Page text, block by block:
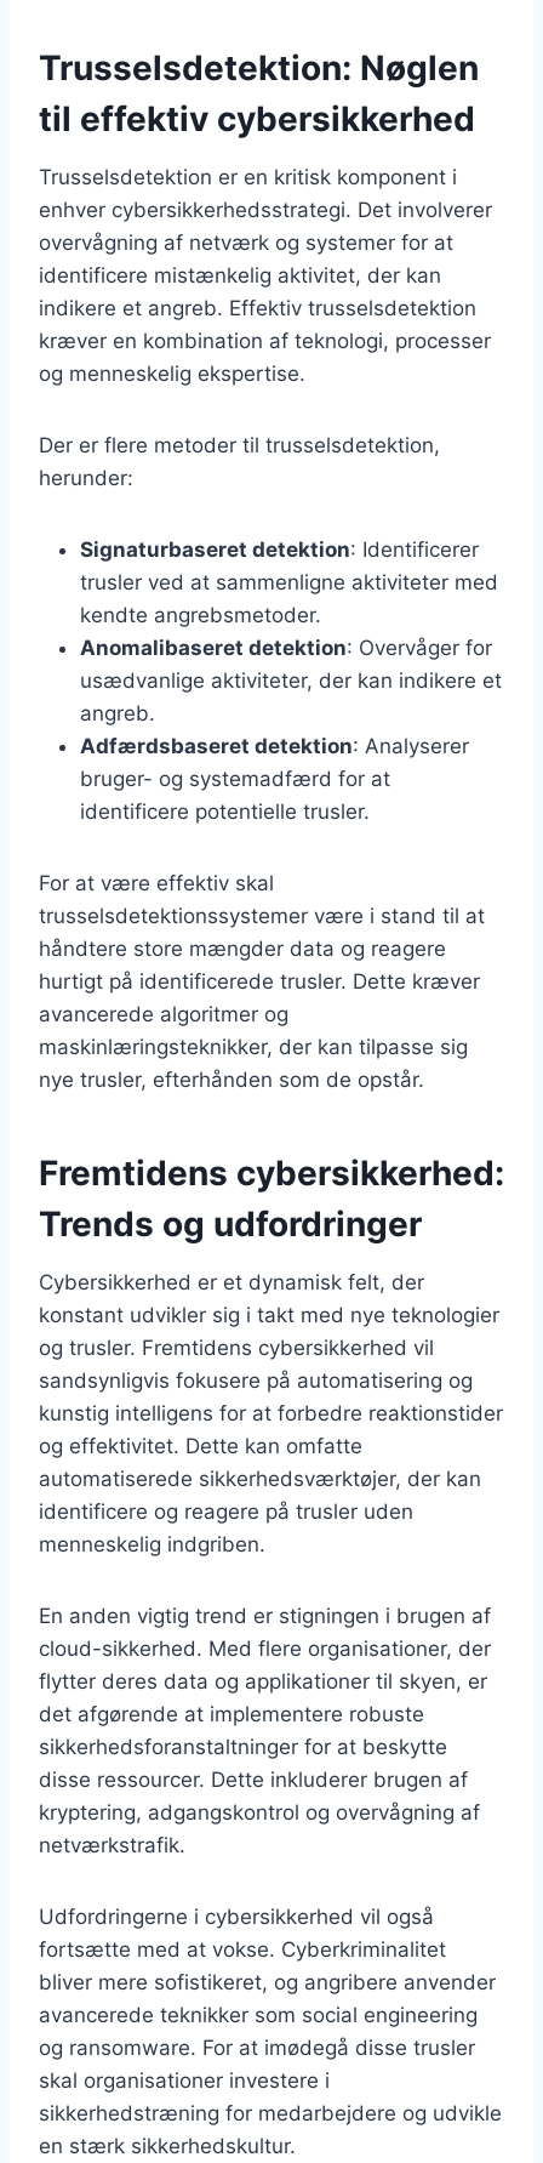
Trusselsdetektion: Nøglen
til effektiv cybersikkerhed
Trusselsdetektion er en kritisk komponent i
enhver cybersikkerhedsstrategi. Det involverer
overvågning af netværk og systemer for at
identificere mistænkelig aktivitet, der kan
indikere et angreb. Effektiv trusselsdetektion
kræver en kombination af teknologi, processer
og menneskelig ekspertise.
Der er flere metoder til trusselsdetektion,
herunder:
Signaturbaseret detektion: Identificerer
trusler ved at sammenligne aktiviteter med
kendte angrebsmetoder.
Anomalibaseret detektion: Overvåger for
usædvanlige aktiviteter, der kan indikere et
angreb.
Adfærdsbaseret detektion: Analyserer
bruger- og systemadfærd for at
identificere potentielle trusler.
For at være effektiv skal
trusselsdetektionssystemer være i stand til at
håndtere store mængder data og reagere
hurtigt på identificerede trusler. Dette kræver
avancerede algoritmer og
maskinlæringsteknikker, der kan tilpasse sig
nye trusler, efterhånden som de opstår.
Fremtidens cybersikkerhed:
Trends og udfordringer
Cybersikkerhed er et dynamisk felt, der
konstant udvikler sig i takt med nye teknologier
og trusler. Fremtidens cybersikkerhed vil
sandsynligvis fokusere på automatisering og
kunstig intelligens for at forbedre reaktionstider
og effektivitet. Dette kan omfatte
automatiserede sikkerhedsværktøjer, der kan
identificere og reagere på trusler uden
menneskelig indgriben.
En anden vigtig trend er stigningen i brugen af
cloud-sikkerhed. Med flere organisationer, der
flytter deres data og applikationer til skyen, er
det afgørende at implementere robuste
sikkerhedsforanstaltninger for at beskytte
disse ressourcer. Dette inkluderer brugen af
kryptering, adgangskontrol og overvågning af
netværkstrafik.
Udfordringerne i cybersikkerhed vil også
fortsætte med at vokse. Cyberkriminalitet
bliver mere sofistikeret, og angribere anvender
avancerede teknikker som social engineering
og ransomware. For at imødegå disse trusler
skal organisationer investere i
sikkerhedstræning for medarbejdere og udvikle
en stærk sikkerhedskultur.